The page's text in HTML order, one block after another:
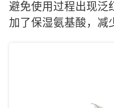
避免使用过程出现泛
加了保湿氨基酸，减